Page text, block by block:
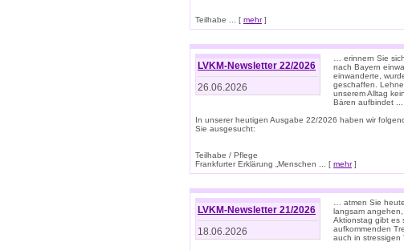
Teilhabe ... [ mehr]
LVKM-Newsletter 22/2026
26.06.2026
… erinnern Sie
nach Bayern
einwanderte,
geschaffen.
unserem Alltag
Bären aufbindet ...
In unserer heutigen Ausgabe 22/2026 haben wir
Sie ausgesucht:
Teilhabe / Pflege
Frankfurter Erklärung „Menschen ... [ mehr]
LVKM-Newsletter 21/2026
18.06.2026
… atmen Sie
langsam angehen,
Aktionstag gibt es
aufkommenden
auch in stressigen